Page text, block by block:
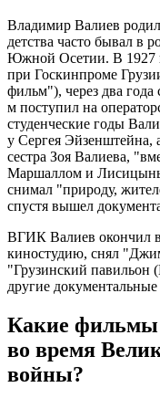
Владимир Валиев
детства часто бывал в
Южной Осетии. В 1927
при Госкинпроме
фильм"), через два
м поступил на
студенческие годы
у Сергея Эйзенштейна,
сестра Зоя Валиева,
Маршаллом и
снимал "природу,
спустя вышел
ВГИК Валиев окончил в
киностудию, снял
"Грузинский
другие
Какие фильмы
во время
войны?